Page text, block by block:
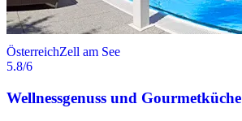
ÖsterreichZell am See
5.8/6
Wellnessgenuss und Gourmetküche